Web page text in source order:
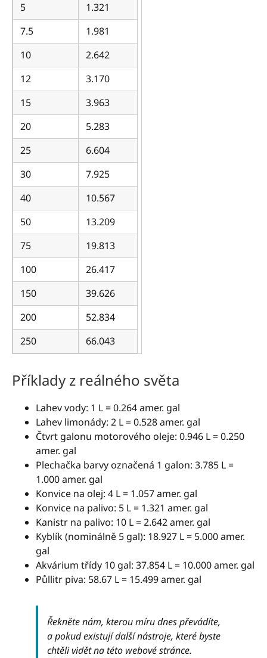
5
1.321
7.5
1.981
10
2.642
12
3.170
15
3.963
20
5.283
25
6.604
30
7.925
40
10.567
50
13.209
75
19.813
100
26.417
150
39.626
200
52.834
250
66.043
Příklady z reálného světa
Lahev vody: 1 L = 0.264 amer. gal
Lahev limonády: 2 L = 0.528 amer. gal
Čtvrt galonu motorového oleje: 0.946 L = 0.250
amer. gal
Plechačka barvy označená 1 galon: 3.785 L =
1.000 amer. gal
Konvice na olej: 4 L = 1.057 amer. gal
Konvice na palivo: 5 L = 1.321 amer. gal
Kanistr na palivo: 10 L = 2.642 amer. gal
Kyblík (nominálně 5 gal): 18.927 L = 5.000 amer.
gal
Akvárium třídy 10 gal: 37.854 L = 10.000 amer. gal
Půllitr piva: 58.67 L = 15.499 amer. gal
Řekněte nám, kterou míru dnes převádíte,
a pokud existují další nástroje, které byste
chtěli vidět na této webové stránce.